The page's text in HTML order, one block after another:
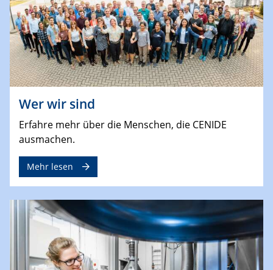
Wer wir sind
Erfahre mehr über die Menschen, die CENIDE
ausmachen.
Mehr lesen